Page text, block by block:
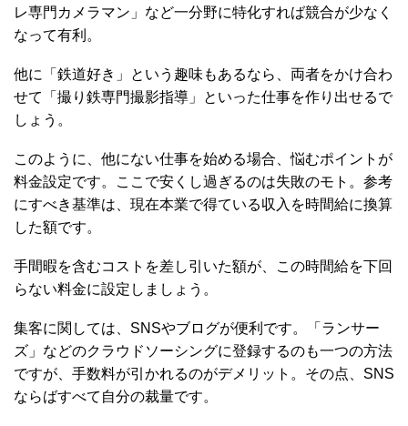
レ専門カメラマン」など一分野に特化すれば競合が少なく
なって有利。
他に「鉄道好き」という趣味もあるなら、両者をかけ合わ
せて「撮り鉄専門撮影指導」といった仕事を作り出せるで
しょう。
このように、他にない仕事を始める場合、悩むポイントが
料金設定です。ここで安くし過ぎるのは失敗のモト。参考
にすべき基準は、現在本業で得ている収入を時間給に換算
した額です。
手間暇を含むコストを差し引いた額が、この時間給を下回
らない料金に設定しましょう。
集客に関しては、SNSやブログが便利です。「ランサー
ズ」などのクラウドソーシングに登録するのも一つの方法
ですが、手数料が引かれるのがデメリット。その点、SNS
ならばすべて自分の裁量です。